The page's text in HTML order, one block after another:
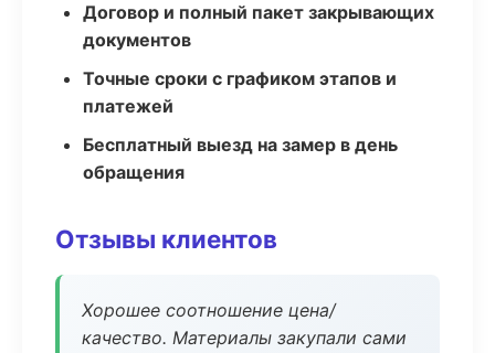
Договор и полный пакет закрывающих
документов
Точные сроки с графиком этапов и
платежей
Бесплатный выезд на замер в день
обращения
Отзывы клиентов
Хорошее соотношение цена/
качество. Материалы закупали сами